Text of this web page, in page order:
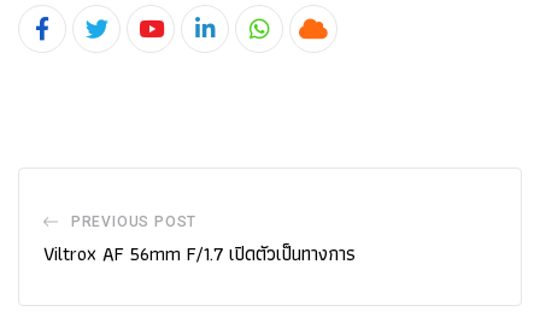
YoutubeLinkedInWhatsapp
Cloud
PREVIOUS POST
Viltrox AF 56mm F/1.7 เปิดตัวเป็นทางการ